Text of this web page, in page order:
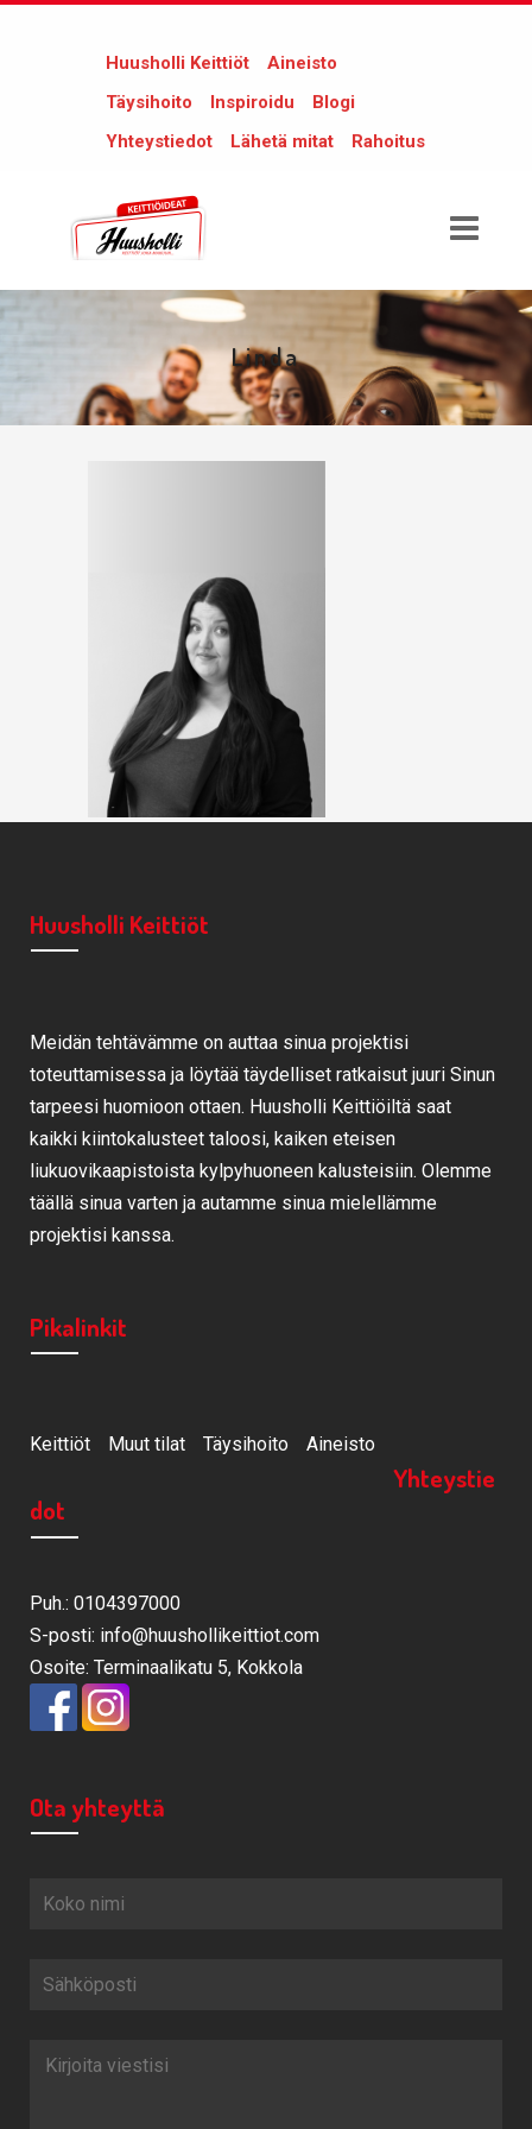
Huusholli Keittiöt
Aineisto
Täysihoito
Inspiroidu
Blogi
Yhteystiedot
Lähetä mitat Rahoitus
Linda
Huusholli Keittiöt
Meidän tehtävämme on auttaa sinua projektisi
toteuttamisessa ja löytää täydelliset ratkaisut juuri Sinun
tarpeesi huomioon ottaen. Huusholli Keittiöiltä saat
kaikki kiintokalusteet taloosi, kaiken eteisen
liukuovikaapistoista kylpyhuoneen kalusteisiin. Olemme
täällä sinua varten ja autamme sinua mielellämme
projektisi kanssa.
Pikalinkit
Keittiöt Muut tilat Täysihoito Aineisto
Yhteystie
dot
Puh.: 0104397000
S-posti: info@huushollikeittiot.com
Osoite: Terminaalikatu 5, Kokkola
Ota yhteyttä